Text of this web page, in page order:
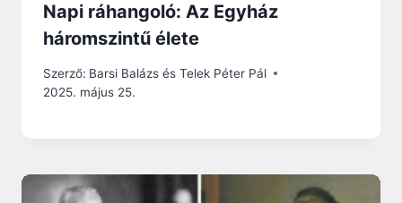
Napi ráhangoló: Az Egyház
háromszintű élete
Szerző: Barsi Balázs és Telek Péter Pál
2025. május 25.